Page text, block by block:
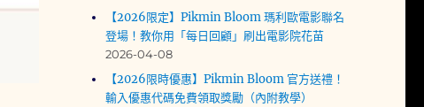
【2026限定】Pikmin Bloom 瑪利歐電影聯名
登場！教你用「每日回顧」刷出電影院花苗
2026-04-08
【2026限時優惠】Pikmin Bloom 官方送禮！
輸入優惠代碼免費領取獎勵（內附教學）